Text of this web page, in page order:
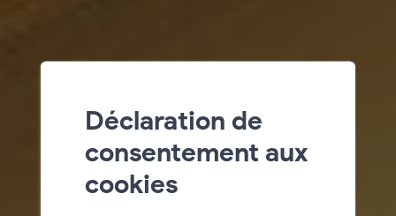
Déclaration de
consentement aux
cookies